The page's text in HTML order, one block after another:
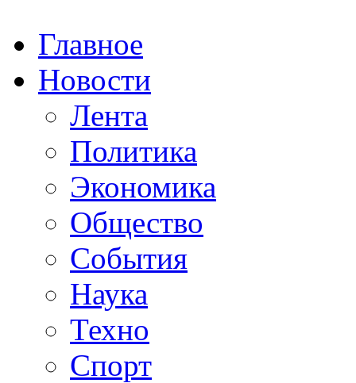
Главное
Новости
Лента
Политика
Экономика
Общество
События
Наука
Техно
Спорт